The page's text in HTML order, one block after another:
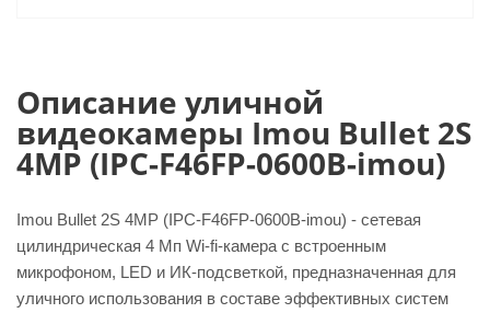
Описание уличной
видеокамеры Imou Bullet 2S
4MP (IPC-F46FP-0600B-imou)
Imou Bullet 2S 4MP (IPC-F46FP-0600B-imou) - сетевая
цилиндрическая 4 Мп Wi-fi-камера с встроенным
микрофоном, LED и ИК-подсветкой, предназначенная для
уличного использования в составе эффективных систем